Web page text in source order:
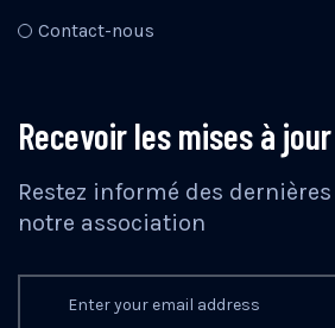
Contact-nous
Recevoir les mises à jour
Restez informé des
notre association